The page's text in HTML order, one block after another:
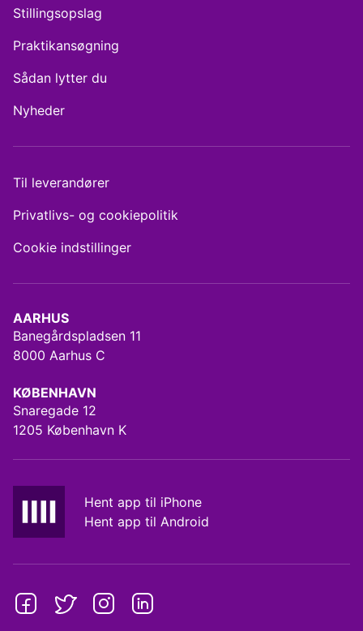
AARHUS
Banegårdspladsen 11
8000 Aarhus C
KØBENHAVN
Snaregade 12
1205 København K
Hent app til iPhone
Hent app til Android
Stillingsopslag
Praktikansøgning
Sådan lytter du
Nyheder
Til leverandører
Privatlivs- og cookiepolitik
Cookie indstillinger